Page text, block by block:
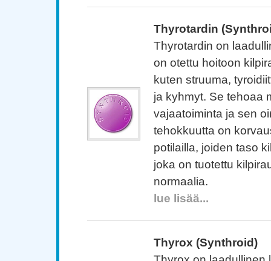
Thyrotardin
Thyrotardin on
on otettu hoitoon
kuten struuma,
ja kyhmyt. Se tehoaa
vajaatoiminta ja sen
tehokkuutta on
potilailla, joiden taso
joka on tuotettu
normaalia.
lue lisää...
Thyrox (Synthroid)